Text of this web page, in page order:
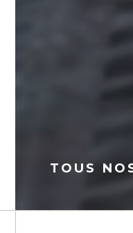
TOUS